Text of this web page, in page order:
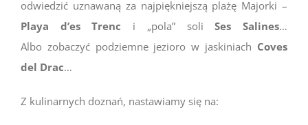
odwiedzić uznawaną za najpiękniejszą plażę Majorki –
Playa d’es Trenc i „pola” soliSes Salines…
Albo zobaczyć podziemne jezioro w jaskiniach Coves
del Drac…
Z kulinarnych doznań, nastawiamy się na: